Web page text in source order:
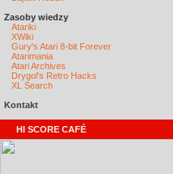
Zasoby wiedzy
Atariki
XWiki
Gury's Atari 8-bit Forever
Atarimania
Atari Archives
Drygol's Retro Hacks
XL Search
Kontakt
HI SCORE CAFÉ